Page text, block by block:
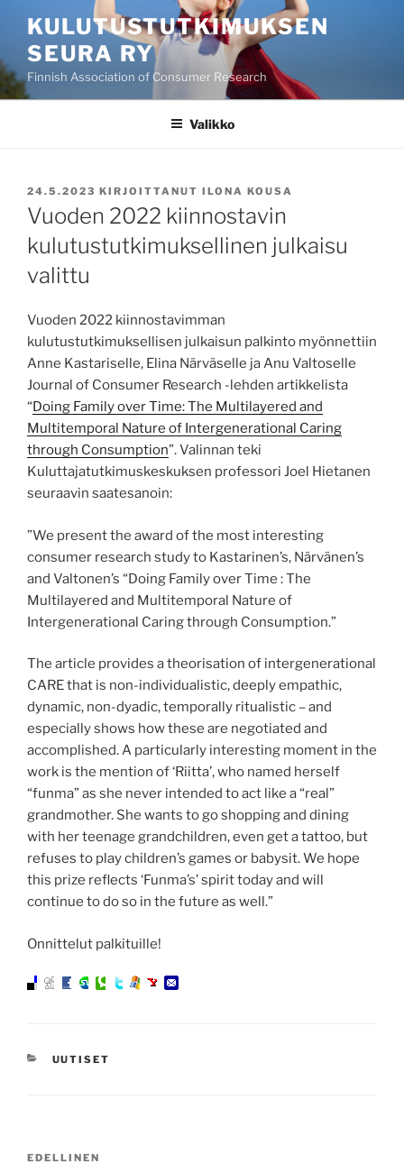
sisältöönKULUTUSTUTKIMUKSEN
SEURA RY
Finnish Association of Consumer Research
Valikko
JULKAISTU
24.5.2023 KIRJOITTANUT ILONA KOUSA
Vuoden 2022 kiinnostavin
kulutustutkimuksellinen julkaisu
valittu
Vuoden 2022 kiinnostavimman
kulutustutkimuksellisen julkaisun palkinto myönnettiin
Anne Kastariselle, Elina Närväselle ja Anu Valtoselle
Journal of Consumer Research -lehden artikkelista
“Doing Family over Time: The Multilayered and
Multitemporal Nature of Intergenerational Caring
through Consumption”. Valinnan teki
Kuluttajatutkimuskeskuksen professori Joel Hietanen
seuraavin saatesanoin:
”We present the award of the most interesting
consumer research study to Kastarinen’s, Närvänen’s
and Valtonen’s “Doing Family over Time : The
Multilayered and Multitemporal Nature of
Intergenerational Caring through Consumption.”
The article provides a theorisation of intergenerational
CARE that is non-individualistic, deeply empathic,
dynamic, non-dyadic, temporally ritualistic – and
especially shows how these are negotiated and
accomplished. A particularly interesting moment in the
work is the mention of ‘Riitta’, who named herself
“funma” as she never intended to act like a “real”
grandmother. She wants to go shopping and dining
with her teenage grandchildren, even get a tattoo, but
refuses to play children’s games or babysit. We hope
this prize reflects ‘Funma’s’ spirit today and will
continue to do so in the future as well.”
Onnittelut palkituille!
KATEGORIAT
UUTISET
Edellinen
EDELLINEN